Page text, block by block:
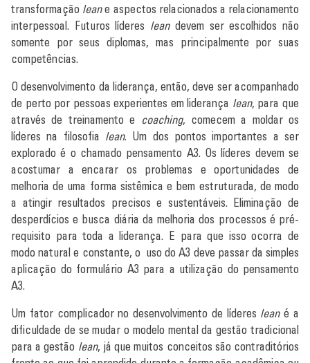
transformação leane aspectos relacionados a relacionamento
interpessoal. Futuros líderes leandevem ser escolhidos não
somente por seus diplomas, mas principalmente por suas
competências.
O desenvolvimento da liderança, então, deve ser acompanhado
de perto por pessoas experientes em liderança lean, para que
através de treinamento e coaching, comecem a moldar os
líderes na filosofia lean. Um dos pontos importantes a ser
explorado é o chamado pensamento A3. Os líderes devem se
acostumar a encarar os problemas e oportunidades de
melhoria de uma forma sistêmica e bem estruturada, de modo
a atingir resultados precisos e sustentáveis. Eliminação de
desperdícios e busca diária da melhoria dos processos é pré-
requisito para toda a liderança. E para que isso ocorra de
modo natural e constante, o uso do A3 deve passar da simples
aplicação do formulário A3 para a utilização do pensamento
A3.
Um fator complicador no desenvolvimento de líderes leané a
dificuldade de se mudar o modelo mental da gestão tradicional
para a gestão lean, já que muitos conceitos são contraditórios